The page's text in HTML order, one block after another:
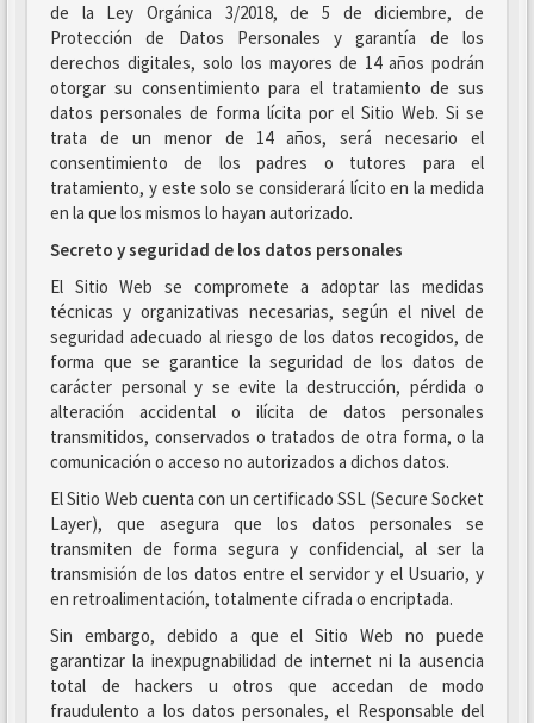
de la Ley Orgánica 3/2018, de 5 de diciembre, de
Protección de Datos Personales y garantía de los
derechos digitales, solo los mayores de 14 años podrán
otorgar su consentimiento para el tratamiento de sus
datos personales de forma lícita por el Sitio Web. Si se
trata de un menor de 14 años, será necesario el
consentimiento de los padres o tutores para el
tratamiento, y este solo se considerará lícito en la medida
en la que los mismos lo hayan autorizado.
Secreto y seguridad de los datos personales
El Sitio Web se compromete a adoptar las medidas
técnicas y organizativas necesarias, según el nivel de
seguridad adecuado al riesgo de los datos recogidos, de
forma que se garantice la seguridad de los datos de
carácter personal y se evite la destrucción, pérdida o
alteración accidental o ilícita de datos personales
transmitidos, conservados o tratados de otra forma, o la
comunicación o acceso no autorizados a dichos datos.
El Sitio Web cuenta con un certificado SSL (Secure Socket
Layer), que asegura que los datos personales se
transmiten de forma segura y confidencial, al ser la
transmisión de los datos entre el servidor y el Usuario, y
en retroalimentación, totalmente cifrada o encriptada.
Sin embargo, debido a que el Sitio Web no puede
garantizar la inexpugnabilidad de internet ni la ausencia
total de hackers u otros que accedan de modo
fraudulento a los datos personales, el Responsable del